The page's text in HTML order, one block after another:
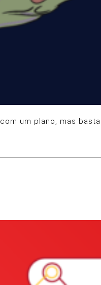
um plano, mas